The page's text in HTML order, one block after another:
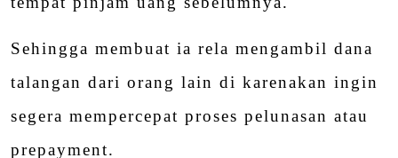
Sehingga membuat ia rela mengambil dana
talangan dari orang lain di karenakan ingin
segera mempercepat proses pelunasan atau
prepayment.